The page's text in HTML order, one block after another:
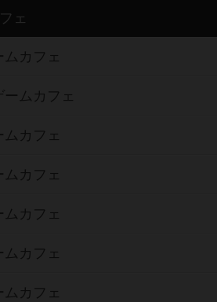
ェ
ムカフェ
ムカフェ
ムカフェ
ムカフェ
カフェ
ムカフェ
カフェ